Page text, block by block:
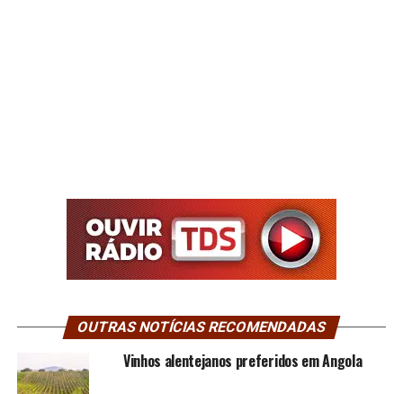
OUTRAS NOTÍCIAS RECOMENDADAS
Vinhos alentejanos preferidos em Angola